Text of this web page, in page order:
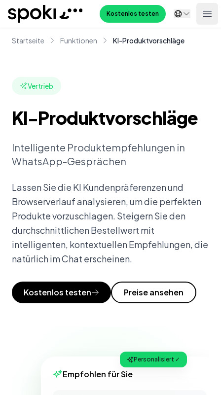
Spoki Kostenlos testen
Startseite Funktionen KI-Produktvorschläge
Vertrieb
KI-Produktvorschläge
Intelligente Produktempfehlungen in
WhatsApp-Gesprächen
Lassen Sie die KI Kundenpräferenzen und
Browserverlauf analysieren, um die perfekten
Produkte vorzuschlagen. Steigern Sie den
durchschnittlichen Bestellwert mit
intelligenten, kontextuellen Empfehlungen, die
natürlich im Chat erscheinen.
Kostenlos testen Preise ansehen
Empfohlen für Sie
Personalisiert ✓